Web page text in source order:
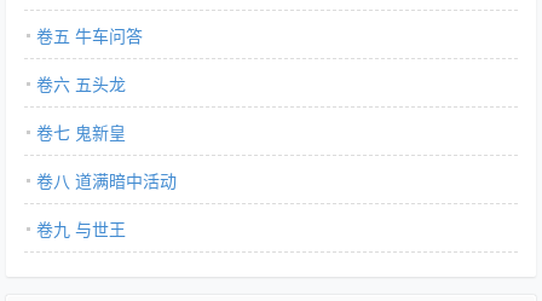
卷五 牛车问答
卷六 五头龙
卷七 鬼新皇
卷八 道满暗中活动
卷九 与世王